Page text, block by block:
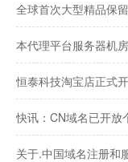
全球首次大型精品保
本代理平台服务器机
恒泰科技淘宝店正式
快讯：CN域名已开放
关于.中国域名注册和